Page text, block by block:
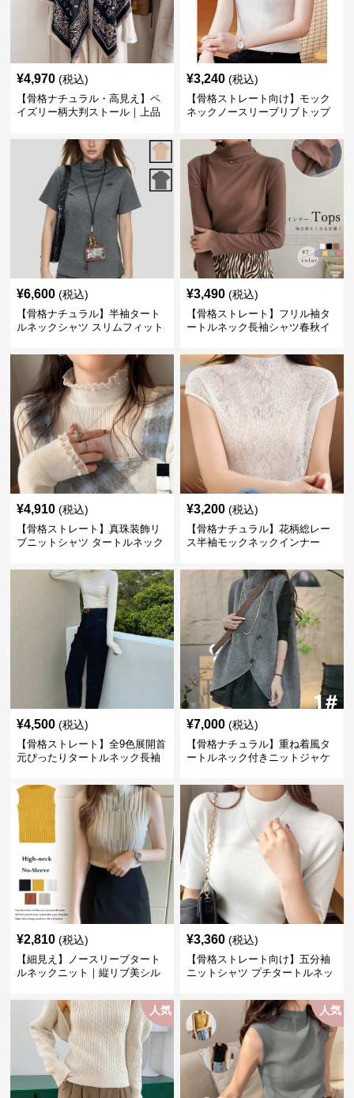
¥4,970 (税込)
【骨格ナチュラル・高見え】ペ
イズリー柄大判ストール｜上品
¥3,240 (税込)
【骨格ストレート向け】モック
ネックノースリーブリブトップ
¥6,600 (税込)
【骨格ナチュラル】半袖タート
ルネックシャツ スリムフィット
¥3,490 (税込)
【骨格ストレート】フリル袖タ
ートルネック長袖シャツ春秋イ
¥4,910 (税込)
【骨格ストレート】真珠装飾リ
ブニットシャツ タートルネック
¥3,200 (税込)
【骨格ナチュラル】花柄総レー
ス半袖モックネックインナー
¥4,500 (税込)
【骨格ストレート】全9色展開首
元ぴったりタートルネック長袖
¥7,000 (税込)
【骨格ナチュラル】重ね着風タ
ートルネック付きニットジャケ
¥2,810 (税込)
【細見え】ノースリーブタート
ルネックニット｜縦リブ美シル
¥3,360 (税込)
【骨格ストレート向け】五分袖
ニットシャツ プチタートルネッ
人気 人気